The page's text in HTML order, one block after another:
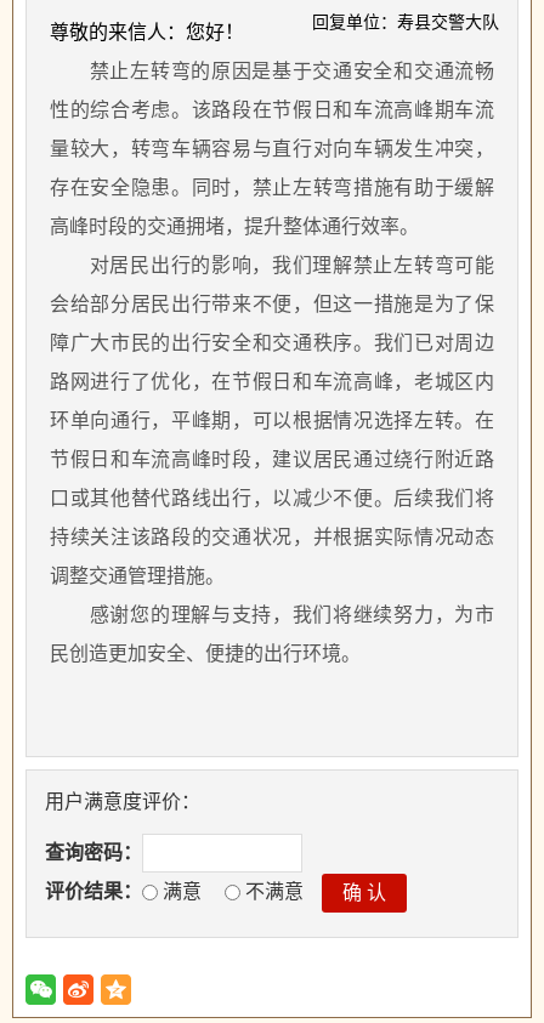
回复单位：寿县交警大队
尊敬的来信人：您好！
禁止左转弯的原因是基于交通安全和交通流畅
性的综合考虑。该路段在节假日和车流高峰期车流
量较大，转弯车辆容易与直行对向车辆发生冲突，
存在安全隐患。同时，禁止左转弯措施有助于缓解
高峰时段的交通拥堵，提升整体通行效率。
对居民出行的影响，我们理解禁止左转弯可能
会给部分居民出行带来不便，但这一措施是为了保
障广大市民的出行安全和交通秩序。我们已对周边
路网进行了优化，在节假日和车流高峰，老城区内
环单向通行，平峰期，可以根据情况选择左转。在
节假日和车流高峰时段，建议居民通过绕行附近路
口或其他替代路线出行，以减少不便。后续我们将
持续关注该路段的交通状况，并根据实际情况动态
调整交通管理措施。
感谢您的理解与支持，我们将继续努力，为市
民创造更加安全、便捷的出行环境。
用户满意度评价：
查询密码：
评价结果：
满意 不满意